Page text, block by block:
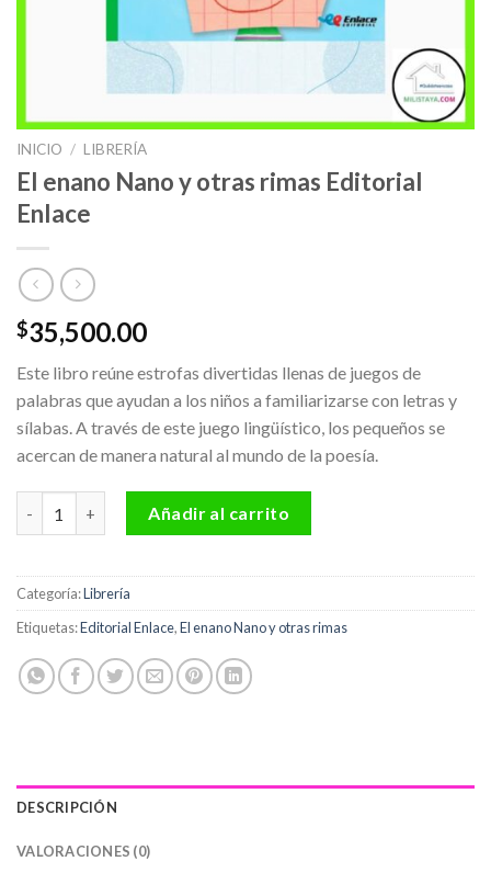
INICIO / LIBRERÍA
El enano Nano y otras rimas Editorial
Enlace
$35,500.00
Este libro reúne estrofas divertidas llenas de juegos de
palabras que ayudan a los niños a familiarizarse con letras y
sílabas. A través de este juego lingüístico, los pequeños se
acercan de manera natural al mundo de la poesía.
Añadir al carrito
Categoría:Librería
Etiquetas:Editorial Enlace,El enano Nano y otras rimas
DESCRIPCIÓN
VALORACIONES (0)